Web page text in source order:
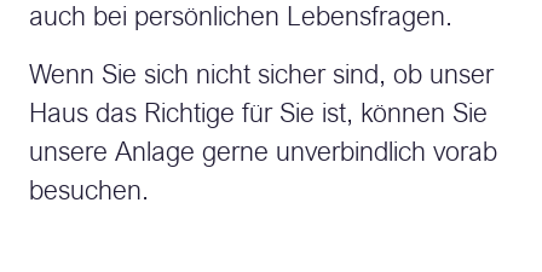
auch bei persönlichen Lebensfragen.
Wenn Sie sich nicht sicher sind, ob unser
Haus das Richtige für Sie ist, können Sie
unsere Anlage gerne unverbindlich vorab
besuchen.